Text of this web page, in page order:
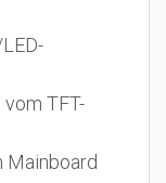
TFT-
Mainboard